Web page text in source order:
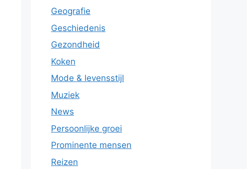
Geografie
Geschiedenis
Gezondheid
Koken
Mode & levensstijl
Muziek
News
Persoonlijke groei
Prominente mensen
Reizen